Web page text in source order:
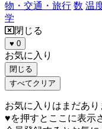
物・交通・旅行 数 温
学
閉じる
♥ 0
お気に入り
閉じる
すべてクリア
お気に入りはまだあり
♥を押すとここに表示